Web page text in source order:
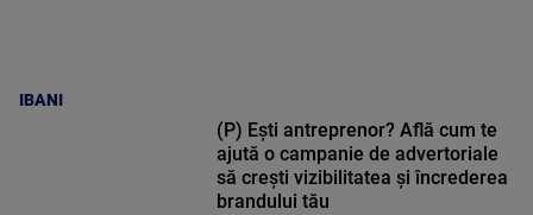
IBANI
(P) Ești antreprenor? Află cum te
ajută o campanie de advertoriale
să crești vizibilitatea și încrederea
brandului tău